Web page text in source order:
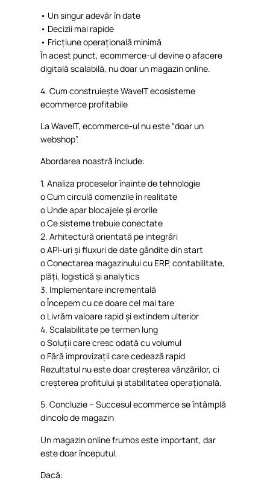
• Unsinguradevărîndate
• Decizii mai rapide
• Fricțiuneoperațională minimă
Înacest punct, ecommerce-uldevineoafacere
digitală scalabilă, nudoarun magazinonline.
4. CumconstruieșteWaveITecosisteme
ecommerce profitabile
LaWaveIT, ecommerce-ul nueste “doarun
webshop”.
Abordarea noastră include:
1.Analiza proceselorînaintedetehnologie
oCumcirculă comenzileîn realitate
o Undeapar blocajeleșierorile
oCesistemetrebuieconectate
2.Arhitectură orientată pe integrări
oAPI-urișifluxuride dategânditedin start
oConectarea magazinuluicu ERP,contabilitate,
plăți, logistică șianalytics
3. Implementare incrementală
oÎncepem cucedoarecel maitare
o Livrăm valoare rapidșiextindem ulterior
4.Scalabilitate pe termen lung
oSoluțiicarecresc odată cuvolumul
o Fără improvizațiicarecedează rapid
Rezultatul nuestedoarcreșterea vânzărilor, ci
creșterea profituluișistabilitatea operațională.
5.Concluzie–Succesulecommerce seîntâmplă
dincolode magazin
Un magazinonlinefrumoseste important,dar
estedoarînceputul.
Dacă: